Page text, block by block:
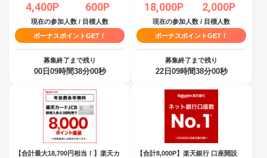
4,400P 600P
現在の参加人数 / 目標人数
ボーナスポイントGET！
募集終了まで残り
00日09時間37分59秒
18,000P 2,000P
現在の参加人数 / 目標人数
ボーナスポイントGET！
募集終了まで残り
22日09時間37分59秒
【合計最大18,700円相当！】楽天カ
【合計8,000P】楽天銀行 口座開設